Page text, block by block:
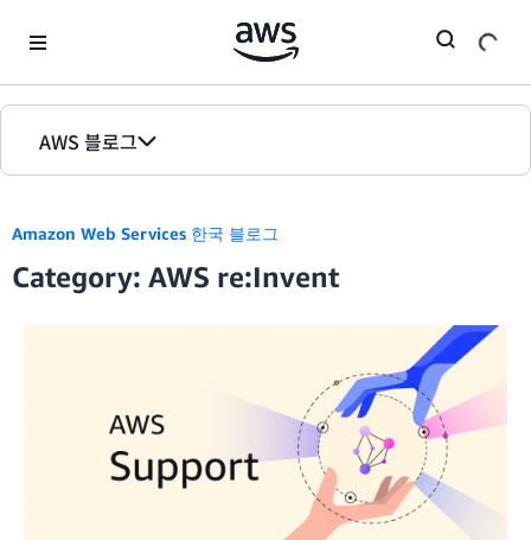
AWS 블로그
에디션
Amazon Web Services 한국 블로그
Category: AWS re:Invent